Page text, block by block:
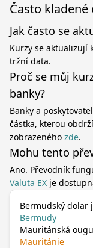
Často kladené
Jak často se
Kurzy se aktualizují
tržní data.
Proč se můj
banky?
Banky a
částka, kterou
zobrazeného zde.
Mohu tento
Ano. Převodník
Valuta EX je
Bermudský dolar
Bermudy
Mauritánská
Mauritánie